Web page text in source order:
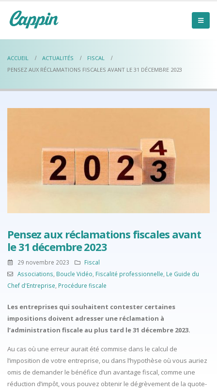
ACCUEIL ACTUALITÉS
FISCAL
PENSEZ AUX RÉCLAMATIONS FISCALES AVANT LE 31 DÉCEMBRE 2023
Pensez aux réclamations fiscales avant
le 31 décembre 2023
29 novembre 2023
Fiscal
Associations Boucle Vidéo Fiscalité professionnelle Le Guide du
Chef d'Entreprise Procédure fiscale
Les entreprises qui souhaitent contester certaines
impositions doivent adresser une réclamation à
l’administration fiscale au plus tard le 31 décembre 2023.
Au cas où une erreur aurait été commise dans le calcul de
l’imposition de votre entreprise, ou dans l’hypothèse où vous auriez
omis de demander le bénéfice d’un avantage fiscal, comme une
réduction d’impôt, vous pouvez obtenir le dégrèvement de la quote-